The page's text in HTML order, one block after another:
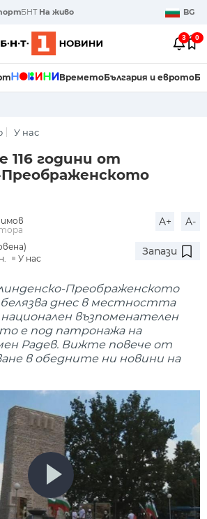
БНТ На живо BG
3 0
ВреметоБългария и еврото
У нас
116 години от
A+ A-
У нас
Запази
Преображенското
днес в местността
възпоменателен
е под патронажа на
Радев. Вижте повече от
в обедните ни новини на